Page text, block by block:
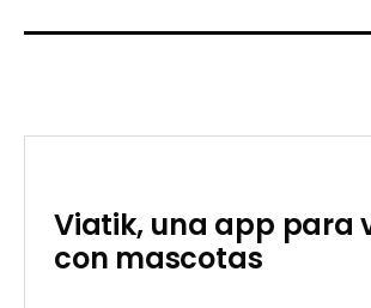
Viatik, una app para
con mascotas